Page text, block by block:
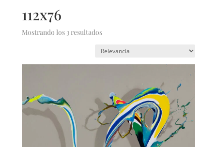
112x76
Mostrando los 3 resultados